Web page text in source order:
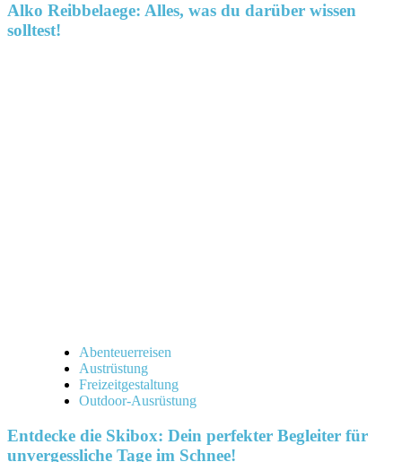
Alko Reibbelaege: Alles, was du darüber wissen
solltest!
Abenteuerreisen
Austrüstung
Freizeitgestaltung
Outdoor-Ausrüstung
Entdecke die Skibox: Dein perfekter Begleiter für
unvergessliche Tage im Schnee!